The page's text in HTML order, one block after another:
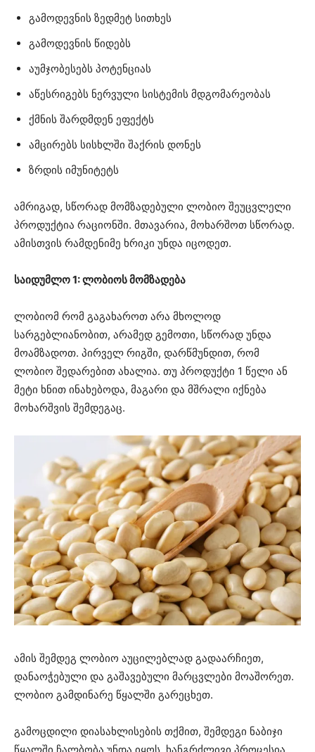
გამოდევნის ზედმეტ სითხეს
გამოდევნის წიდებს
აუმჯობესებს პოტენციას
აწესრიგებს ნერვული სისტემის მდგომარეობას
ქმნის შარდმდენ ეფექტს
ამცირებს სისხლში შაქრის დონეს
ზრდის იმუნიტეტს
ამრიგად, სწორად მომზადებული ლობიო შეუცვლელი
პროდუქტია რაციონში. მთავარია, მოხარშოთ სწორად.
ამისთვის რამდენიმე ხრიკი უნდა იცოდეთ.
საიდუმლო 1: ლობიოს მომზადება
ლობიომ რომ გაგახაროთ არა მხოლოდ
სარგებლიანობით, არამედ გემოთი, სწორად უნდა
მოამზადოთ. პირველ რიგში, დარწმუნდით, რომ
ლობიო შედარებით ახალია. თუ პროდუქტი 1 წელი ან
მეტი ხნით ინახებოდა, მაგარი და მშრალი იქნება
მოხარშვის შემდეგაც.
ამის შემდეგ ლობიო აუცილებლად გადაარჩიეთ,
დანაოჭებული და გაშავებული მარცვლები მოაშორეთ.
ლობიო გამდინარე წყალში გარეცხეთ.
გამოცდილი დიასახლისების თქმით, შემდეგი ნაბიჯი